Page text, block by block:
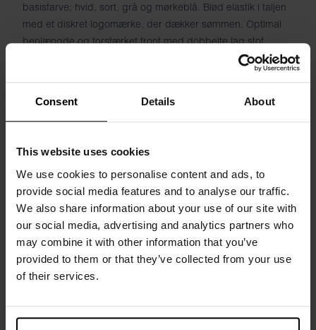
Consent Details About
This website uses cookies
We use cookies to personalise content and ads, to
provide social media features and to analyse our traffic.
We also share information about your use of our site with
our social media, advertising and analytics partners who
may combine it with other information that you’ve
provided to them or that they’ve collected from your use
of their services.
basisfarve; hvid, sort, grå og mørkeblå. Blød elastik i taljen
med et diskret logomærke, der dækker sømmen. Optimal
benlængde og forstærket front med dobbelte lag stof
bidrager også til at gøre dette til en tidløs og holdbar tjener
Materiale: 94% økologisk bomuld, 6% elastan
Specifikation
Størrelsesguide
Vaskeanvisninger
Anmeldelser